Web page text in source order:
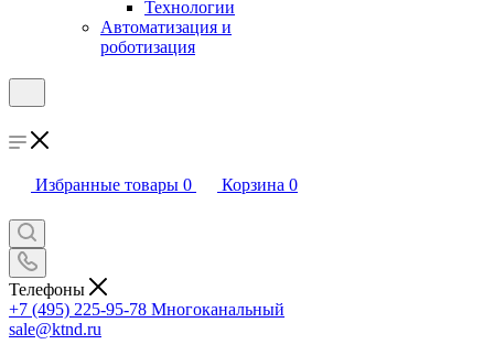
Технологии
Автоматизация и
роботизация
Избранные товары 0 Корзина 0
Телефоны
+7 (495) 225-95-78 Многоканальный
sale@ktnd.ru